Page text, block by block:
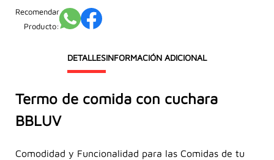
cantidad
Recomendar
Producto:
DETALLESINFORMACIÓN ADICIONAL
Termo de comida con cuchara
BBLUV
Comodidad y Funcionalidad para las Comidas de tu